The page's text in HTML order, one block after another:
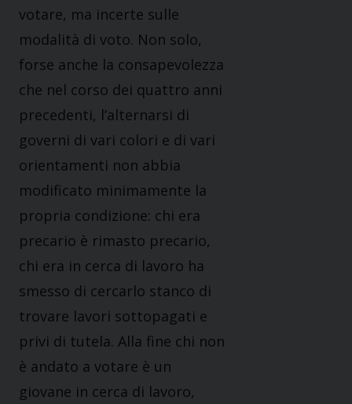
votare, ma incerte sulle
modalità di voto. Non solo,
forse anche la consapevolezza
che nel corso dei quattro anni
precedenti, l’alternarsi di
governi di vari colori e di vari
orientamenti non abbia
modificato minimamente la
propria condizione: chi era
precario è rimasto precario,
chi era in cerca di lavoro ha
smesso di cercarlo stanco di
trovare lavori sottopagati e
privi di tutela. Alla fine chi non
è andato a votare è un
giovane in cerca di lavoro,